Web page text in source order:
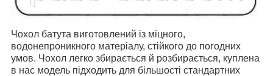
Чохол батута виготовлений із міцного,
водонепроникного матеріалу, стійкого до погодних
умов. Чохол легко збирається й розбирається, куплена
в нас модель підходить для більшості стандартних